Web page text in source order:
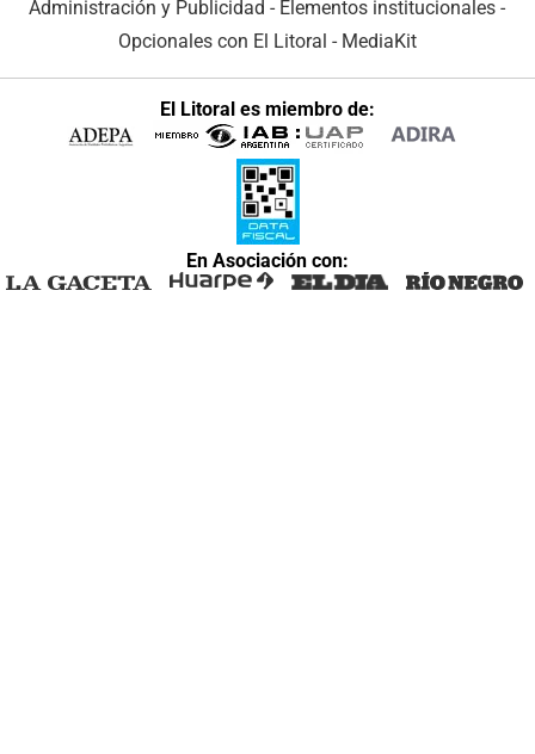
Administración y Publicidad - Elementos institucionales -
Opcionales con El Litoral - MediaKit
El Litoral es miembro de:
En Asociación con: